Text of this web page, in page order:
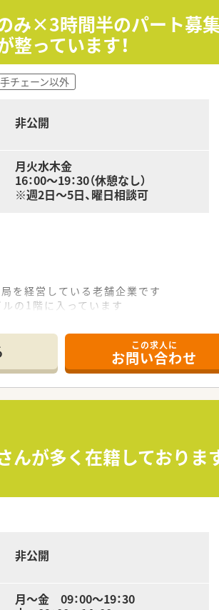
み×3時間半のパート募
っています！
チェーン以外
非公開
月火水木金
16：00～19：30（休憩なし）
※週2日～5日、曜日相談可
を経営している老舗企業です
の1階に入っています
をつけて働けます。
職場です。
この求人に
お問い合わせ
が多く在籍しておりま
非公開
月～金 09：00～19：30